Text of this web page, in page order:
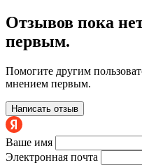
Отзывов пока
первым.
Помогите другим
мнением первым.
Написать отзыв
Ваше имя
Электронная почта